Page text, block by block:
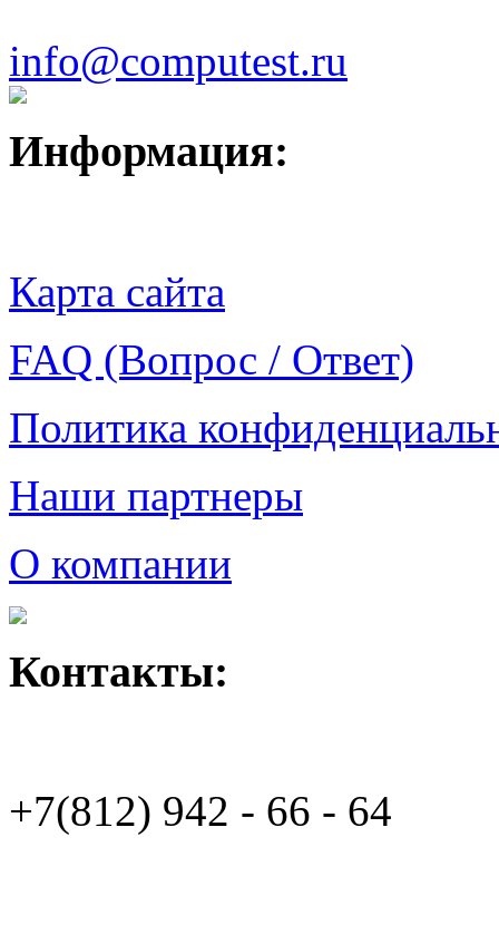
info@computest.ru
Информация:
Карта сайта
FAQ (Вопрос / Ответ)
Политика
Наши партнеры
О компании
Контакты:
+7(812) 942 - 66 - 64